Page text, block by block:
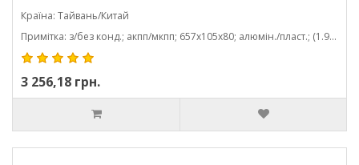
Країна: Тайвань/Китай
Примітка: з/без конд.; акпп/мкпп; 657x105x80; алюмін./пласт.; (1.9 dci/2.0 tce)
3 256,18 грн.